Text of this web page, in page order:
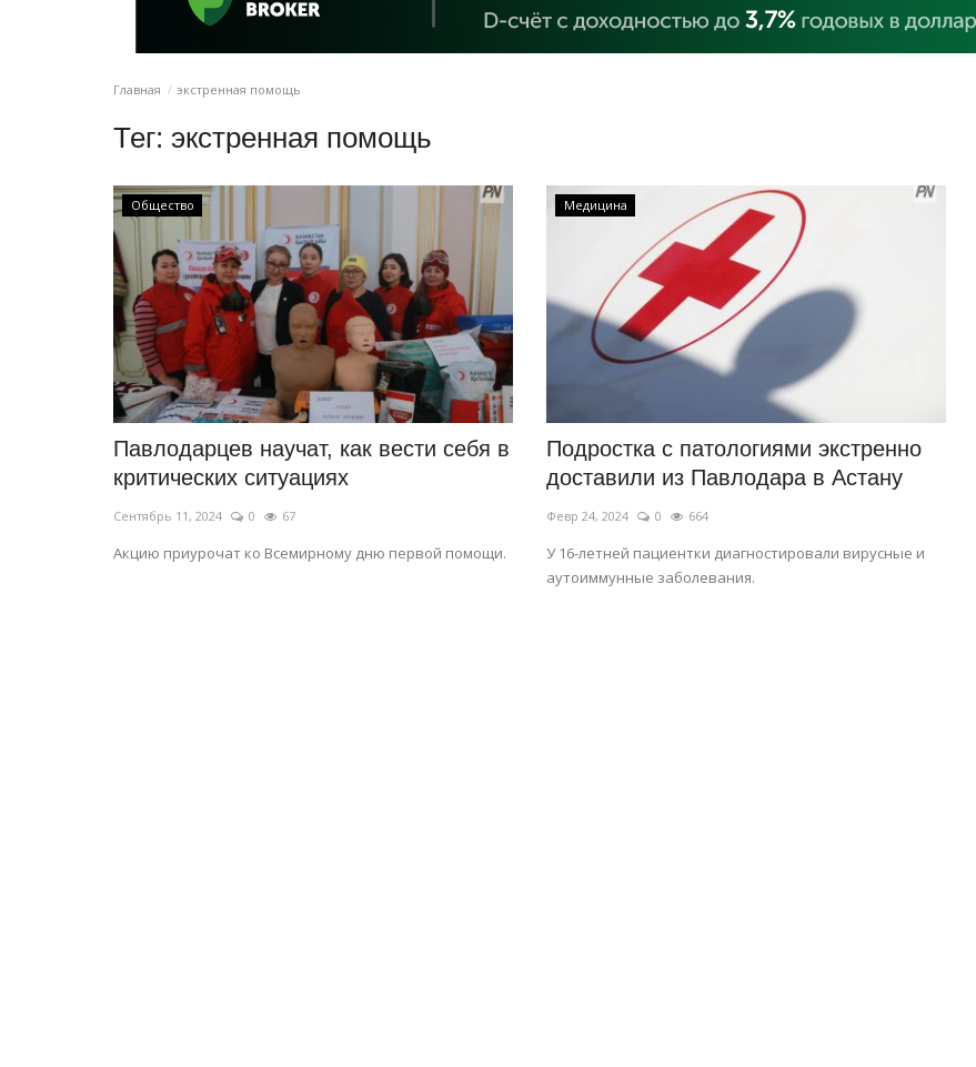
Главная экстренная помощь
Тег: экстренная помощь
Общество
Павлодарцев научат, как вести себя в
критических ситуациях
Сентябрь 11, 2024 0 67
Акцию приурочат ко Всемирному дню первой помощи.
Медицина
Подростка с патологиями экстренно
доставили из Павлодара в Астану
Февр 24, 2024 0 664
У 16-летней пациентки диагностировали вирусные и
аутоиммунные заболевания.